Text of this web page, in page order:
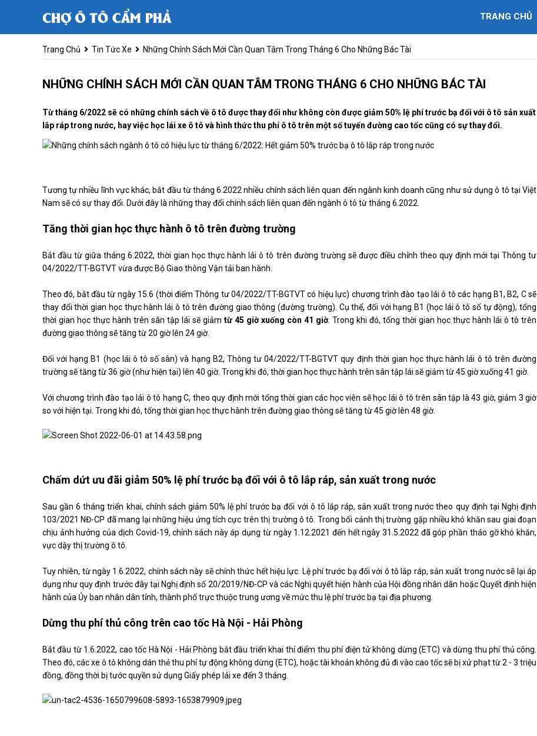
TRANG CHỦ
Trang Chủ Tin Tức Xe Những Chính Sách Mới Cần Quan Tâm Trong Tháng 6 Cho Những Bác Tài
NHỮNG CHÍNH SÁCH MỚI CẦN QUAN TÂM TRONG THÁNG 6 CHO NHỮNG BÁC TÀI
Từ tháng 6/2022 sẽ có những chính sách về ô tô được thay đổi như không còn được giảm 50% lệ phí trước bạ đối với ô tô sản xuất
lắp ráp trong nước, hay việc học lái xe ô tô và hình thức thu phí ô tô trên một số tuyến đường cao tốc cũng có sự thay đổi.
Tương tự nhiều lĩnh vực khác, bắt đầu từ tháng 6.2022 nhiều chính sách liên quan đến ngành kinh doanh cũng như sử dụng ô tô tại Việt
Nam sẽ có sự thay đổi. Dưới đây là những thay đổi chính sách liên quan đến ngành ô tô từ tháng 6.2022.
Tăng thời gian học thực hành ô tô trên đường trường
Bắt đầu từ giữa tháng 6.2022, thời gian học thực hành lái ô tô trên đường trường sẽ được điều chỉnh theo quy định mới tại Thông tư
04/2022/TT-BGTVT vừa được Bộ Giao thông Vận tải ban hành.
Theo đó, bắt đầu từ ngày 15.6 (thời điểm Thông tư 04/2022/TT-BGTVT có hiệu lực) chương trình đào tạo lái ô tô các hạng B1, B2, C sẽ
thay đổi thời gian học thực hành lái ô tô trên đường giao thông (đường trường). Cụ thể, đối với hạng B1 (học lái ô tô số tự động), tổng
thời gian học thực hành trên sân tập lái sẽ giảm từ 45 giờ xuống còn 41 giờ. Trong khi đó, tổng thời gian học thực hành lái ô tô trên
đường giao thông sẽ tăng từ 20 giờ lên 24 giờ.
Đối với hạng B1 (học lái ô tô số sàn) và hạng B2, Thông tư 04/2022/TT-BGTVT quy định thời gian học thực hành lái ô tô trên đường
trường sẽ tăng từ 36 giờ (như hiện tại) lên 40 giờ. Trong khi đó, thời gian học thực hành trên sân tập lái sẽ giảm từ 45 giờ xuống 41 giờ.
Với chương trình đào tạo lái ô tô hạng C, theo quy định mới tổng thời gian các học viên sẽ học lái ô tô trên sân tập là 43 giờ, giảm 3 giờ
so với hiện tại. Trong khi đó, tổng thời gian học thực hành trên đường giao thông sẽ tăng từ 45 giờ lên 48 giờ.
Chấm dứt ưu đãi giảm 50% lệ phí trước bạ đối với ô tô lắp ráp, sản xuất trong nước
Sau gần 6 tháng triển khai, chính sách giảm 50% lệ phí trước bạ đối với ô tô lắp ráp, sản xuất trong nước theo quy định tại Nghị định
103/2021 NĐ-CP đã mang lại những hiệu ứng tích cực trên thị trường ô tô. Trong bối cảnh thị trường gặp nhiều khó khăn sau giai đoạn
chịu ảnh hưởng của dịch Covid-19, chính sách này áp dụng từ ngày 1.12.2021 đến hết ngày 31.5.2022 đã góp phần tháo gỡ khó khăn,
vực dậy thị trường ô tô.
Tuy nhiên, từ ngày 1.6.2022, chính sách này sẽ chính thức hết hiệu lực. Lệ phí trước bạ đối với ô tô lắp ráp, sản xuất trong nước sẽ lại áp
dụng như quy định trước đây tại Nghị định số 20/2019/NĐ-CP và các Nghị quyết hiện hành của Hội đồng nhân dân hoặc Quyết định hiện
hành của Ủy ban nhân dân tỉnh, thành phố trực thuộc trung ương về mức thu lệ phí trước bạ tại địa phương.
Dừng thu phí thủ công trên cao tốc Hà Nội - Hải Phòng
Bắt đầu từ 1.6.2022, cao tốc Hà Nội - Hải Phòng bắt đầu triển khai thí điểm thu phí điện tử không dừng (ETC) và dừng thu phí thủ công.
Theo đó, các xe ô tô không dán thẻ thu phí tự động không dừng (ETC), hoặc tài khoản không đủ đi vào cao tốc sẽ bị xử phạt từ 2 - 3 triệu
đồng, đồng thời bị tước quyền sử dụng Giấy phép lái xe đến 3 tháng.